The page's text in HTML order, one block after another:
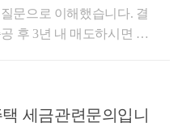
종전주택을 취득한 날부
합원입주권)취득 b. 재개
되기 전 또는 완성된 후 2
종전주택은 1세대 1주택
문으로 이해했습니다. 결
후 3년 내 매도하시면 중
때문에 취득 후 3년 내 매
하시면 일시적 2주택 취득
세금관련문의입니